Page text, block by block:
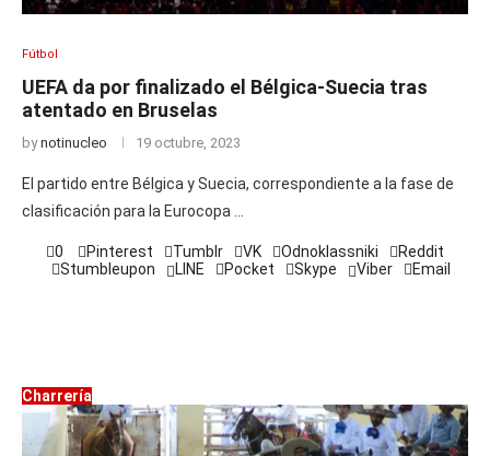
Fútbol
UEFA da por finalizado el Bélgica-Suecia tras
atentado en Bruselas
bynotinucleo 19 octubre, 2023
El partido entre Bélgica y Suecia, correspondiente a la fase de
clasificación para la Eurocopa …
0 Pinterest Tumblr VK Odnoklassniki
Reddit
Stumbleupon
LINE Pocket Skype Viber Email
Charrería